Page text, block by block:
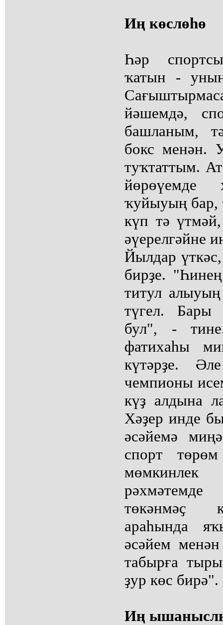
Иң көслөһө
Һәр
ҡатын -
йәшемдә,
башланым,
бокс менән.
туҡтаттым.
йөрөүемде
ҡуйыуың бар,
күп тә
әүерелгәйне
Йылдар
бирҙе.
титул
түгел. Бары
бул", -
фатихаһы
күтәрҙе.
чемпионы
күҙ алдына
Хәҙер инде
әсәйемә
спорт
төкәнмәҫ
араһында
әсәйем
табырға
ҙур көс бирә".
Иң